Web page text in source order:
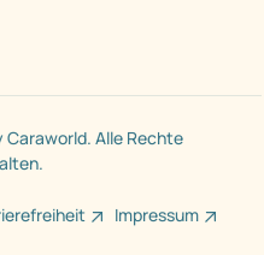
Alle Rechte
Impressum